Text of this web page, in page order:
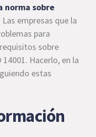
norma sobre
Las empresas que la
para
sobre
Hacerlo, en la
estas